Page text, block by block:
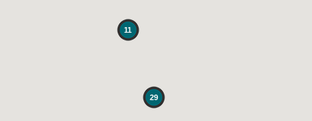
11
29